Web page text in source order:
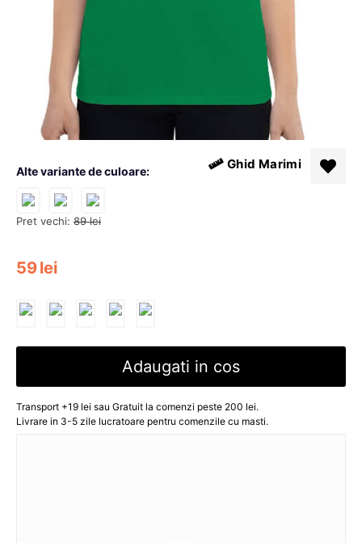
Pret vechi: 89 lei
59lei
Alte variante de culoare: Ghid Marimi
Adaugati in cos
Transport +19 lei sau Gratuit la comenzi peste 200 lei.
Livrare in 3-5 zile lucratoare pentru comenzile cu masti.